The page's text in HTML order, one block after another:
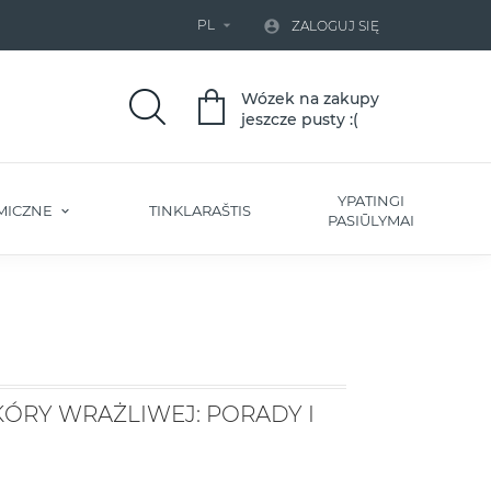
PL   ZALOGUJ SIĘ
Wózek na zakupy
jeszcze pusty :(
TINKLARAŠTIS
YPATINGI
PASIŪLYMAI
WRAŻLIWEJ: PORADY I